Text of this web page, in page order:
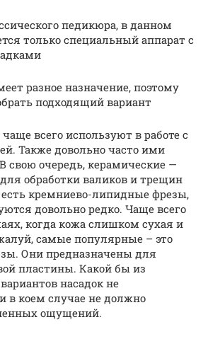
педикюра, в данном
только специальный аппарат с
разное назначение, поэтому
подходящий вариант
всего используют в работе с
Также довольно часто ими
очередь, керамические —
обработки валиков и трещин
кремниево-липидные фрезы,
довольно редко. Чаще всего
когда кожа слишком сухая и
самые популярные – это
Они предназначены для
пластины. Какой бы из
насадок не
в коем случае не должно
ощущений.